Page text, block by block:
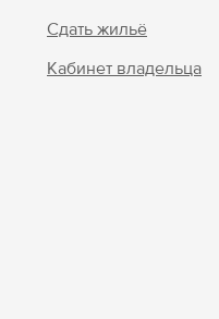
Сдать жильё
Кабинет владельца